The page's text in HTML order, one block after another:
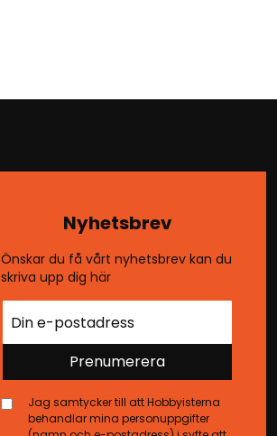
Nyhetsbrev
Önskar du få vårt nyhetsbrev kan du
skriva upp dig här
Prenumerera
Jag samtycker till att Hobbyisterna
behandlar mina personuppgifter